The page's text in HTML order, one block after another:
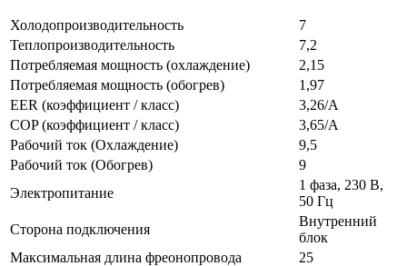
Холодопроизводительность
7
Теплопроизводительность
7,2
Потребляемая мощность (охлаждение)
2,15
Потребляемая мощность (обогрев)
1,97
EER (коэффициент / класс)
3,26/A
COP (коэффициент / класс)
3,65/A
Рабочий ток (Охлаждение)
9,5
Рабочий ток (Обогрев)
9
Электропитание
1 фаза, 230 В,
50 Гц
Сторона подключения
Внутренний
блок
Максимальная длина фреонопровода
25